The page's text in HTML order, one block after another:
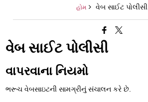
હોમ વેબ સાઈટ પોલીસી
વેબ સાઈટ પોલીસી
વાપરવાના નિયમો
ભરૂચ વેબસાઇટની સામગ્રીનું સંચાલન કરે છે.